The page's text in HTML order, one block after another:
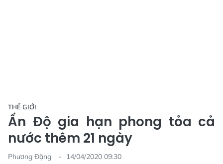
THẾ GIỚI
Ấn Độ gia hạn phong tỏa cả
nước thêm 21 ngày
Phương Đặng
14/04/2020 09:30